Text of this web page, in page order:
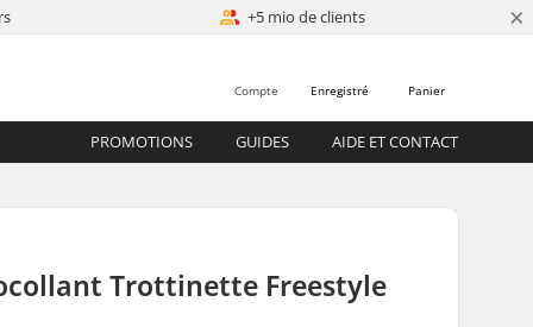
+5 mio de clients ×
Panier
Enregistré
Compte
PROMOTIONS GUIDES AIDE ET CONTACT
Trottinette Freestyle